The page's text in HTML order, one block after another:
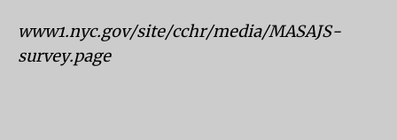
www1.nyc.gov/site/cchr/media/MASAJS-
survey.page